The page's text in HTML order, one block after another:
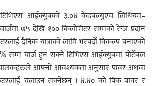
आईक्युबको ३.०४ केडबल्युएच लिथियम–
७५ देखि १०० किलोमिटर सम्मको रेन्ज प्रदान
दैनिक यात्राको लागि भरपर्दो विकल्प बनाएको
सम्म चार्ज हुन सक्ने टिभिएस आईक्युबमा पोर्टेबल
आफ्नो आवश्यकता अनुसार पावर अथवा
चलाउन सक्नेछन् । ४.४० को पिक पावर र